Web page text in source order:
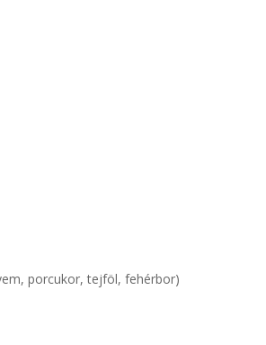
porcukor, tejföl, fehérbor)